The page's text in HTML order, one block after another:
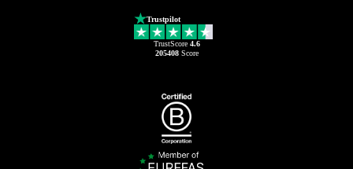
Trustpilot
TrustScore 4.6
205408Score